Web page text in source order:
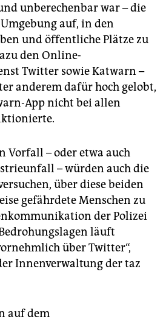
unberechenbar war – die
auf, in den
und öffentliche Plätze zu
den Online-
Twitter sowie Katwarn –
anderem dafür hoch gelobt,
App nicht bei allen
Vorfall – oder etwa auch
– würden auch die
über diese beiden
gefährdete Menschen zu
der Polizei
läuft
über Twitter“,
Innenverwaltung der taz
auf dem